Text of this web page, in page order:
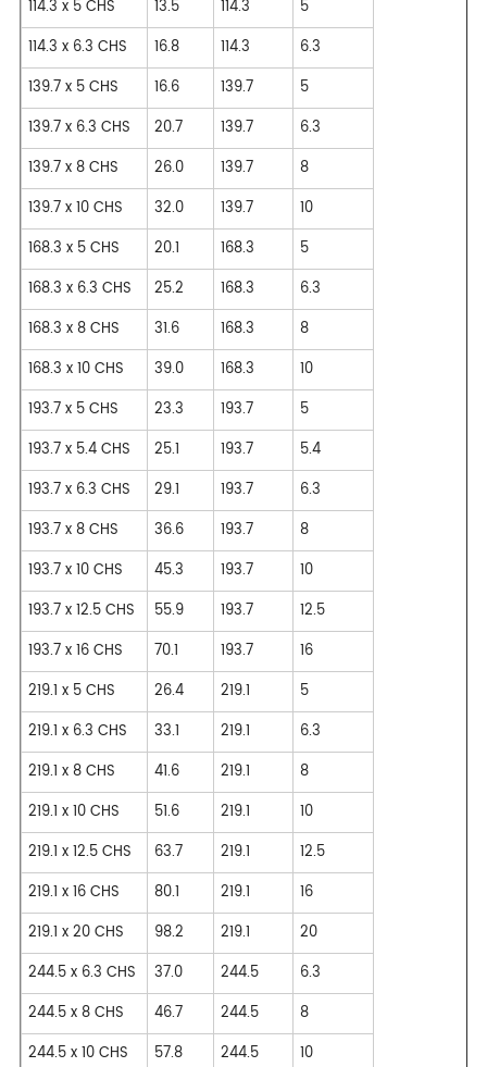
114.3 x 5 CHS
13.5 114.3
5
114.3 x 6.3 CHS
16.8 114.3
6.3
139.7 x 5 CHS
16.6 139.7
5
139.7 x 6.3 CHS
20.7 139.7
6.3
139.7 x 8 CHS
26.0 139.7
8
139.7 x 10 CHS
32.0 139.7
10
168.3 x 5 CHS
20.1 168.3
5
168.3 x 6.3 CHS
25.2 168.3
6.3
168.3 x 8 CHS
31.6 168.3
8
168.3 x 10 CHS
39.0 168.3
10
193.7 x 5 CHS
23.3 193.7
5
193.7 x 5.4 CHS
25.1 193.7
5.4
193.7 x 6.3 CHS
29.1 193.7
6.3
193.7 x 8 CHS
36.6 193.7
8
193.7 x 10 CHS
45.3 193.7
10
193.7 x 12.5 CHS
55.9 193.7
12.5
193.7 x 16 CHS
70.1 193.7
16
219.1 x 5 CHS
26.4 219.1
5
219.1 x 6.3 CHS
33.1 219.1
6.3
219.1 x 8 CHS
41.6 219.1
8
219.1 x 10 CHS
51.6 219.1
10
219.1 x 12.5 CHS
63.7 219.1
12.5
219.1 x 16 CHS
80.1 219.1
16
219.1 x 20 CHS
98.2 219.1
20
244.5 x 6.3 CHS
37.0 244.5
6.3
244.5 x 8 CHS
46.7 244.5
8
244.5 x 10 CHS
57.8 244.5
10